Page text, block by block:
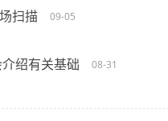
扫描 09-05
绍有关基础 08-31